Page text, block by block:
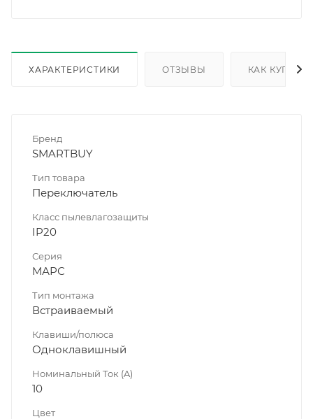
ХАРАКТЕРИСТИКИ ОТЗЫВЫ КАК КУПИТЬ
Бренд
SMARTBUY
Тип товара
Переключатель
Класс пылевлагозащиты
IP20
Серия
МАРС
Тип монтажа
Встраиваемый
Клавиши/полюса
Одноклавишный
Номинальный Ток (A)
10
Цвет